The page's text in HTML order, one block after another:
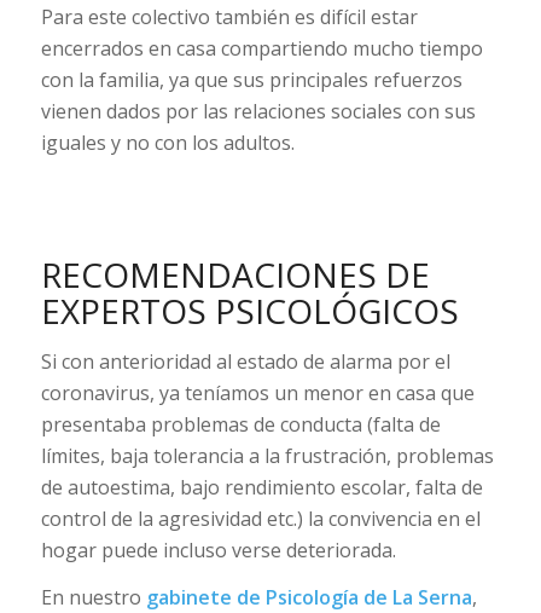
Para este colectivo también es difícil estar
encerrados en casa compartiendo mucho tiempo
con la familia, ya que sus principales refuerzos
vienen dados por las relaciones sociales con sus
iguales y no con los adultos.
RECOMENDACIONES DE
EXPERTOS PSICOLÓGICOS
Si con anterioridad al estado de alarma por el
coronavirus, ya teníamos un menor en casa que
presentaba problemas de conducta (falta de
límites, baja tolerancia a la frustración, problemas
de autoestima, bajo rendimiento escolar, falta de
control de la agresividad etc.) la convivencia en el
hogar puede incluso verse deteriorada.
En nuestro gabinete de Psicología de La Serna,